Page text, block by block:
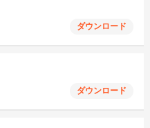
ダウンロード
ダウンロード